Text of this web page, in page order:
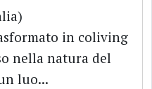
in coliving
nella natura del
luo...